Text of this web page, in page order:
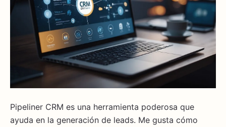
Pipeliner CRM es una herramienta poderosa que
ayuda en la generación de leads. Me gusta cómo